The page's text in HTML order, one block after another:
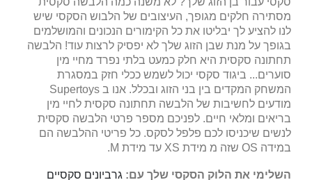
מסתירה חלקים מגופך, העיצובים של הלבוש הסקסי שיש
לנו להציע לך יבליטו את כל הקימורים הנכונים והמושלמים
בגופך על מנת שבן הזוג שלך לא יפסיק לרצות עוד! הלבשה
תחתונה סקסית היא חלק כמעט בלתי נפרד מחיי מין
סוערים... ביגוד סקסי יכול לשמש ככלי חזק במסגרת
המשחק המקדים בין בני הזוג ובכלל. אנו ב Supertoys
מודעים לחשיבות של הלבשה תחתונה סקסית לחיי מין
בריאים ומלאי חיים. לפניכם מספר פרטי הלבשה סקסית
לנשים שיכניסו לכם פלפל לסקס. כל פריטי ההלבשה הם
במידה OS שזה מ מידת XS עד מידת M.
השלימי את הלוק הסקסי שלך עם: גרביונים סקסיים